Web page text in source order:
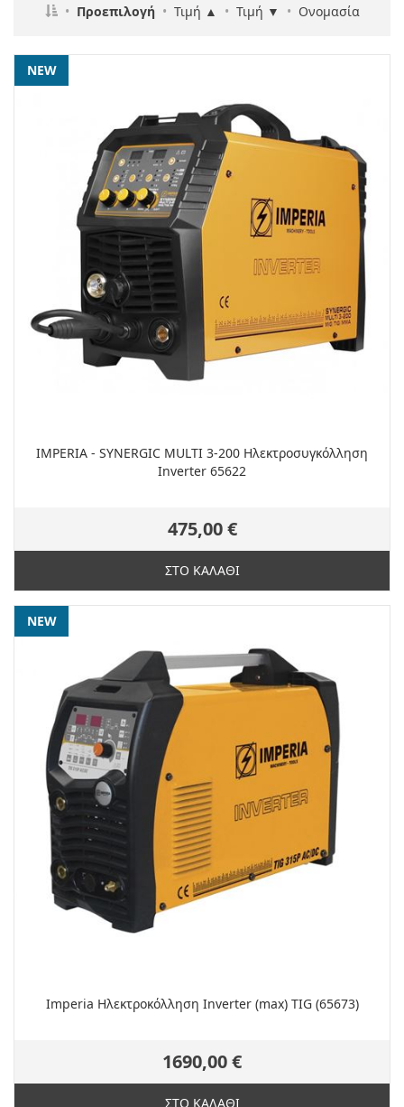
• Προεπιλογή• Τιμή ▲ • Τιμή ▼ • Ονομασία
NEW
IMPERIA - SYNERGIC MULTI 3-200 Ηλεκτροσυγκόλληση
Inverter 65622
475,00 €
ΣΤΟ ΚΑΛΑΘΙ
NEW
Imperia Ηλεκτροκόλληση Inverter (max) TIG (65673)
1690,00 €
ΣΤΟ ΚΑΛΑΘΙ